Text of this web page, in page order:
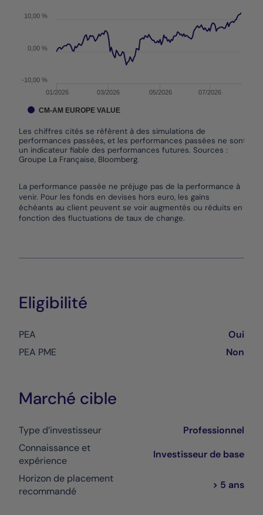
Les chiffres cités se réfèrent à des simulations de
performances passées, et les performances passées ne sont pas
un indicateur fiable des performances futures. Sources :
Groupe La Française, Bloomberg.
01/2026 03/2026 05/2026 07/2026
0,00 %
-10,00 %
10,00 %
CM-AM EUROPE VALUE
La performance passée ne préjuge pas de la performance à
venir. Pour les fonds en devises hors euro, les gains
échéants au client peuvent se voir augmentés ou réduits en
fonction des fluctuations de taux de change.
Eligibilité
PEA
Oui
PEA PME
Non
Marché cible
Type d’investisseur
Professionnel
Connaissance et
expérience
Investisseur de base
Horizon de placement
recommandé
> 5 ans